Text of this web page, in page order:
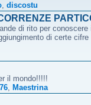
, discostu
di rito per
di certe cifre
il mondo!!!!!
, Maestrina